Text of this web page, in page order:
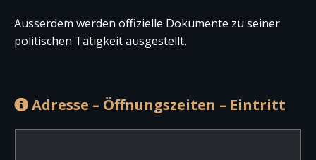
Ausserdem werden offizielle Dokumente zu seiner
politischen Tätigkeit ausgestellt.
Adresse – Öffnungszeiten – Eintritt